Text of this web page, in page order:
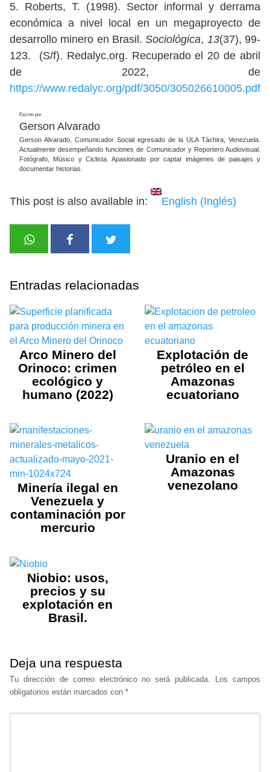
5. Roberts, T. (1998). Sector informal y derrama
económica a nivel local en un megaproyecto de
desarrollo minero en Brasil.Sociológica, 13(37), 99-
123. (S/f). Redalyc.org. Recuperado el 20 de abril
de 2022, de
https://www.redalyc.org/pdf/3050/305026610005.pdf
Escrito por
Gerson Alvarado
Gerson Alvarado, Comunicador Social egresado de la ULA Táchira, Venezuela.
Actualmente desempeñando funciones de Comunicador y Reportero Audiovisual.
Fotógrafo, Músico y Ciclista. Apasionado por captar imágenes de paisajes y
documentar historias.
This post is also available in: English (Inglés)
Entradas relacionadas
Arco Minero del
Orinoco: crimen
ecológico y
humano (2022)
Explotación de
petróleo en el
Amazonas
ecuatoriano
Minería ilegal en
Venezuela y
contaminación por
mercurio
Uranio en el
Amazonas
venezolano
Niobio: usos,
precios y su
explotación en
Brasil.
Deja una respuesta
Tu dirección de correo electrónico no será publicada.
Los campos
obligatorios están marcados con *